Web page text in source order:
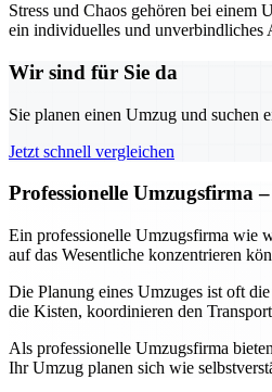
Stress und Chaos gehören bei
ein individuelles und unverbindliches
Wir sind für Sie da
Sie planen einen Umzug und suchen
Jetzt schnell vergleichen
Professionelle Umzugsfirma
Ein professionelle Umzugsfirma wie
auf das Wesentliche konzentrieren
Die Planung eines Umzuges ist oft
die Kisten, koordinieren den
Als professionelle Umzugsfirma
Ihr Umzug planen sich wie